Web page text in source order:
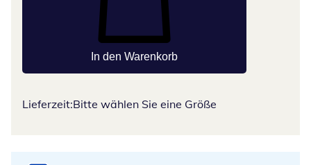
In den Warenkorb
Lieferzeit:Bitte wählen Sie eine Größe